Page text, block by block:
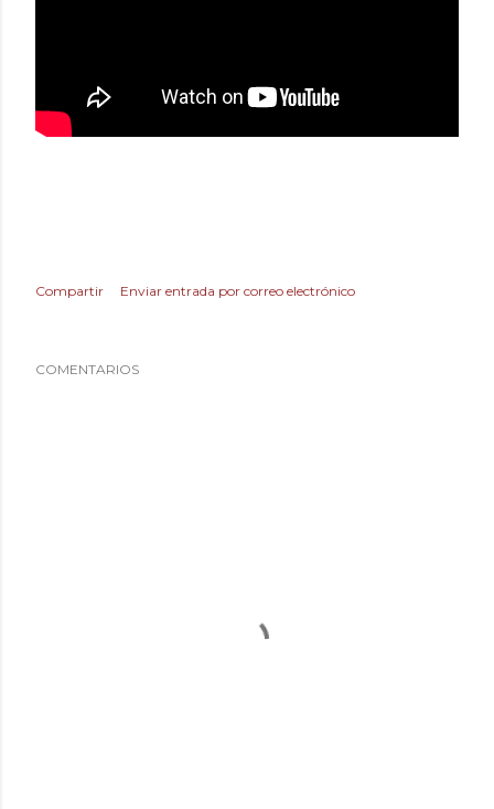
Compartir Enviar entrada por correo electrónico
COMENTARIOS